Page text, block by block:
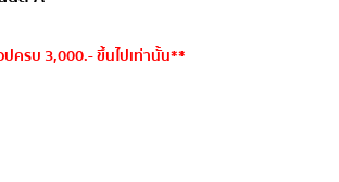
ครบ 3,000.- ขึ้นไปเท่านั้น**